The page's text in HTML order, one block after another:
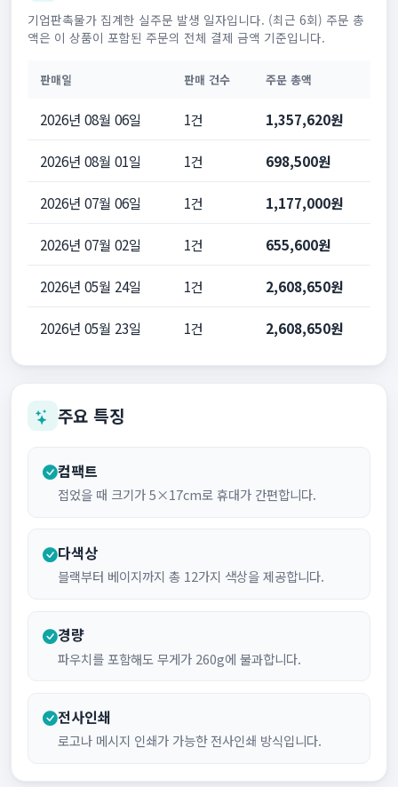
기업판촉물가 집계한 실주문 발생 일자입니다. (최근 6회) 주문 총
액은 이 상품이 포함된 주문의 전체 결제 금액 기준입니다.
판매일 판매 건수 주문 총액
2026년 08월 06일 1건 1,357,620원
2026년 08월 01일 1건 698,500원
2026년 07월 06일 1건 1,177,000원
2026년 07월 02일 1건 655,600원
2026년 05월 24일 1건 2,608,650원
2026년 05월 23일 1건 2,608,650원
주요 특징
컴팩트
접었을 때 크기가 5×17cm로 휴대가 간편합니다.
다색상
블랙부터 베이지까지 총 12가지 색상을 제공합니다.
경량
파우치를 포함해도 무게가 260g에 불과합니다.
전사인쇄
로고나 메시지 인쇄가 가능한 전사인쇄 방식입니다.